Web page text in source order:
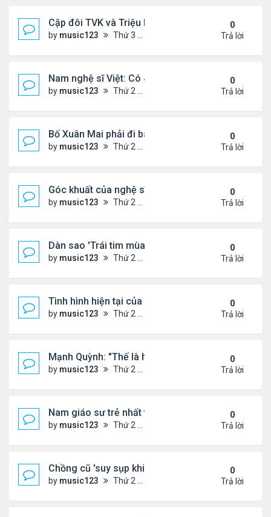
Cặp đôi TVK và Triệu Mẫn được yêu thích nhất
by music123 Thứ 3 Tháng 8 04, 2026 5:05 pm
0
Trả lời
Nam nghệ sĩ Việt: Có 4 nhà ở Pháp, sống gần
by music123 Thứ 2 Tháng 8 03, 2026 7:23 pm
0
Trả lời
Bố Xuân Mai phải đi bán cơm ở Mỹ
by music123 Thứ 2 Tháng 8 03, 2026 7:18 pm
0
Trả lời
Góc khuất của nghệ sĩ Hoài Tâm
by music123 Thứ 2 Tháng 8 03, 2026 7:13 pm
0
Trả lời
Dàn sao 'Trái tim mùa thu' sau 26 năm
by music123 Thứ 2 Tháng 8 03, 2026 7:09 pm
0
Trả lời
Tình hình hiện tại của Quang Lê
by music123 Thứ 2 Tháng 8 03, 2026 7:00 pm
0
Trả lời
Mạnh Quỳnh: "Thế là hết"
by music123 Thứ 2 Tháng 8 03, 2026 6:56 pm
0
Trả lời
Nam giáo sư trẻ nhất thế giới ở tuổi 18
by music123 Thứ 2 Tháng 8 03, 2026 6:50 pm
0
Trả lời
Chồng cũ 'suy sụp khi biết tin Nicole Kidman có
by music123 Thứ 2 Tháng 8 03, 2026 6:41 pm
0
Trả lời